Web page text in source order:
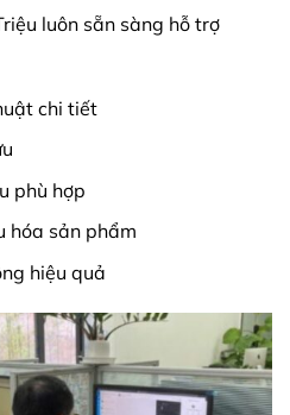
luôn sẵn sàng hỗ trợ
chi tiết
phù hợp
hóa sản phẩm
hiệu quả